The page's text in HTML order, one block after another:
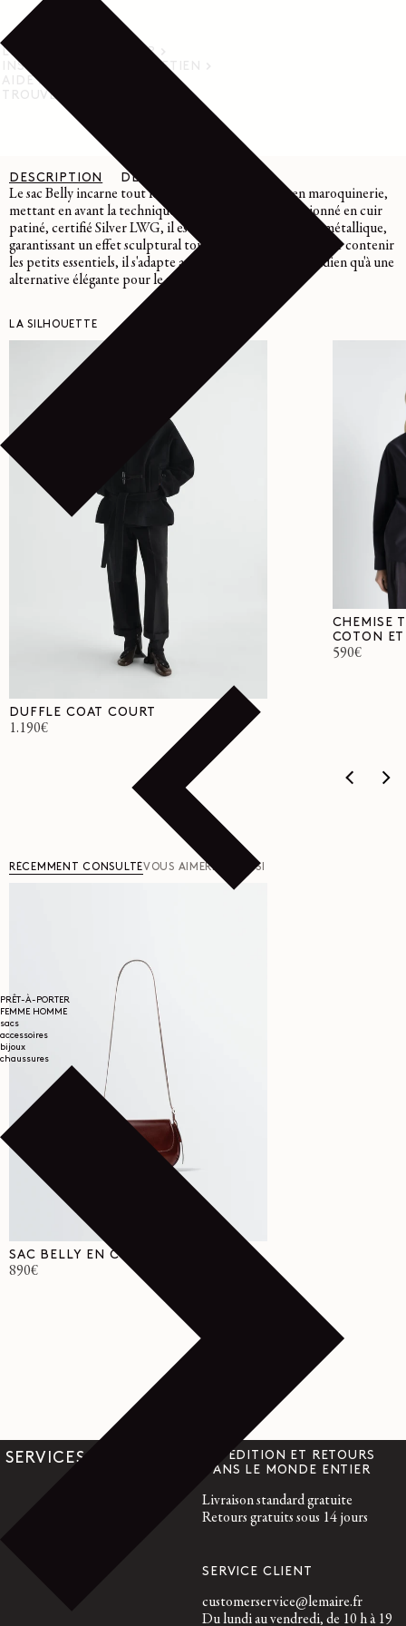
PRÊT-À-PORTER
FEMME HOMME
sacs
accessoires
bijoux
chaussures
LIVRAISON ET RETOUR
INSTRUCTIONS D’ENTRETIEN
AIDE
TROUVER UN MAGASIN
DESCRIPTION DÉTAILS
Le sac Belly incarne tout le savoir-faire de Lemaire en maroquinerie,
mettant en avant la technique du cuir moulé. Confectionné en cuir
patiné, certifié Silver LWG, il est façonné sans structure métallique,
garantissant un effet sculptural tout en légèreté. Pensé pour contenir
les petits essentiels, il s'adapte aussi bien à un usage quotidien qu'à une
alternative élégante pour le soir.
LA SILHOUETTE
DUFFLE COAT COURT
Prix
1.190€
CHEMISE
COTON
Prix
590€
RÉCEMMENT CONSULTÉVOUS AIMERIEZ AUSSI
SAC BELLY EN CUIR PATINÉ
Prix
890€
SERVICES
EXPÉDITION ET RETOURS
DANS LE MONDE ENTIER
Livraison standard gratuite
Retours gratuits sous 14 jours
SERVICE CLIENT
customerservice@lemaire.fr
Du lundi au vendredi, de 10 h à 19